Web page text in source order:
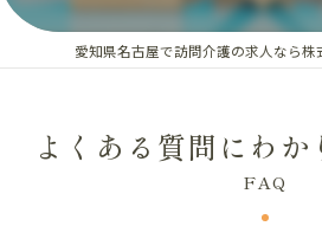
愛知県名古屋で訪問介護の求人なら株
よくある質問にわ
FAQ